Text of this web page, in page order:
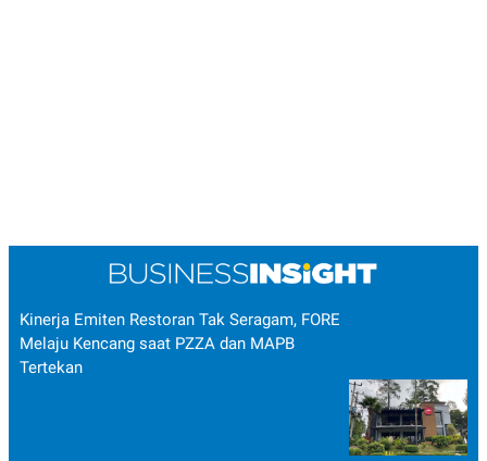
Kinerja Emiten Restoran Tak Seragam, FORE
Melaju Kencang saat PZZA dan MAPB
Tertekan